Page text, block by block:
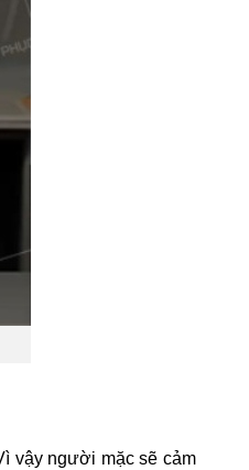
vậy người mặc sẽ cảm